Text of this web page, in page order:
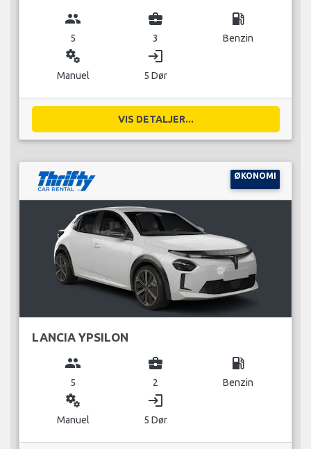
group
5
business_center
3
local_gas_station
Benzin
miscellaneous_services
Manuel
login
5 Dør
VIS DETALJER...
ØKONOMI
LANCIA YPSILON
group
5
business_center
2
local_gas_station
Benzin
miscellaneous_services
Manuel
login
5 Dør